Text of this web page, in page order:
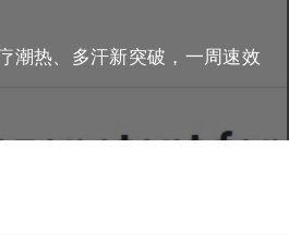
潮热、多汗新突破，一周速效